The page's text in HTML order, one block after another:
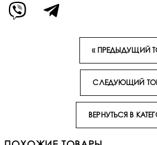
« ПРЕДЫДУЩИЙ
СЛЕДУЮЩИЙ
ВЕРНУТЬСЯ В